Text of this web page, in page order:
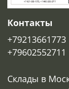
Контакты
+79213661773
+79602552711
Склады в